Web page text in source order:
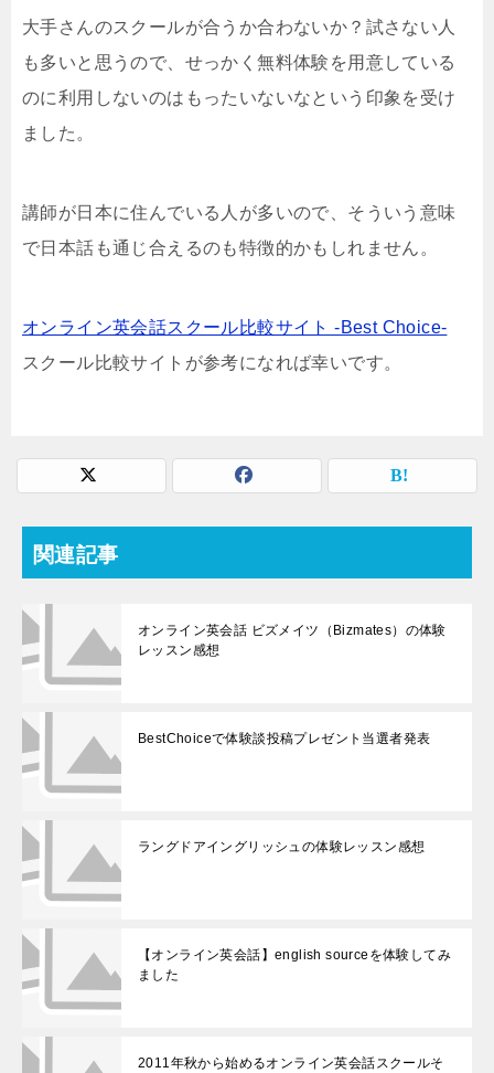
大手さんのスクールが合うか合わないか？試さない人
も多いと思うので、せっかく無料体験を用意している
のに利用しないのはもったいないなという印象を受け
ました。
講師が日本に住んでいる人が多いので、そういう意味
で日本話も通じ合えるのも特徴的かもしれません。
オンライン英会話スクール比較サイト -Best Choice-
スクール比較サイトが参考になれば幸いです。
関連記事
オンライン英会話 ビズメイツ（Bizmates）の体験
レッスン感想
BestChoiceで体験談投稿プレゼント当選者発表
ラングドアイングリッシュの体験レッスン感想
【オンライン英会話】english sourceを体験してみ
ました
2011年秋から始めるオンライン英会話スクールそ